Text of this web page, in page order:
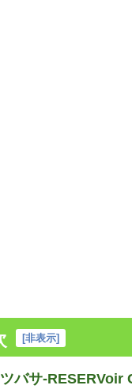
[非表示]
ツバサ-RESERVoir